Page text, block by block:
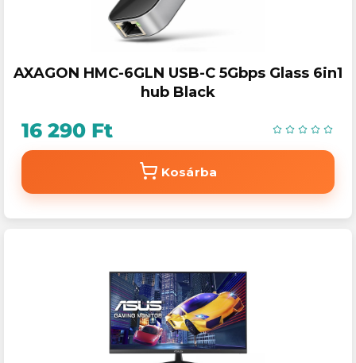
AXAGON HMC-6GLN USB-C 5Gbps Glass 6in1
hub Black
16 290 Ft
Kosárba